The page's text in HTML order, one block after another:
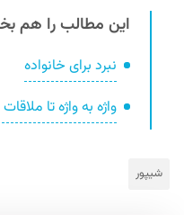
این مطالب را هم
نبرد برای خانواده
واژه به واژه تا
شیپور